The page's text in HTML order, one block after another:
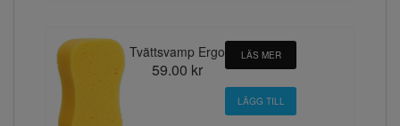
Tvättsvamp Ergo
59.00 kr
LÄS MER